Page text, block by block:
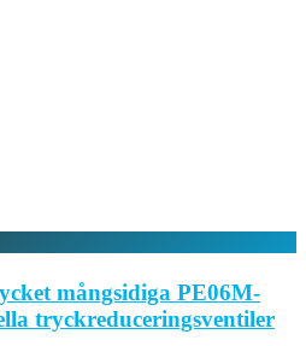
mångsidiga PE06M-
tryckreduceringsventiler